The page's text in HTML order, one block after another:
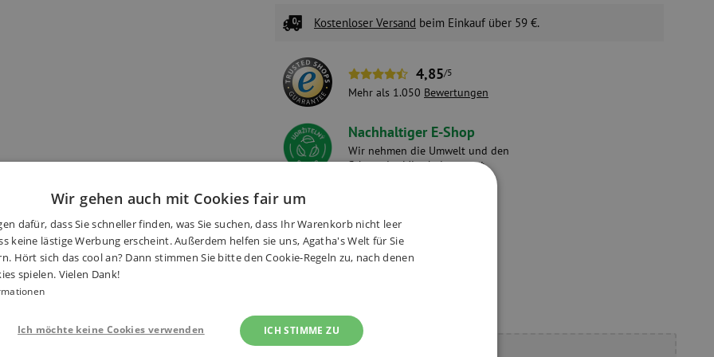
Kostenloser Versand beim Einkauf über 59 €.
4,85/5
Mehr als 1.050 Bewertungen
Nachhaltiger E-Shop
Wir nehmen die Umwelt und den
Schutz der Mitarbeiter ernst.
(5×) Alternative Produkte
zerschneiden können,
Wir gehen auch mit Cookies fair um
dafür, dass Sie schneller finden, was Sie suchen, dass Ihr Warenkorb nicht leer
keine lästige Werbung erscheint. Außerdem helfen sie uns, Agatha's Welt für Sie
Hört sich das cool an? Dann stimmen Sie bitte den Cookie-Regeln zu, nach denen
spielen. Vielen Dank!
ICH STIMME ZU
Ich möchte keine Cookies verwenden